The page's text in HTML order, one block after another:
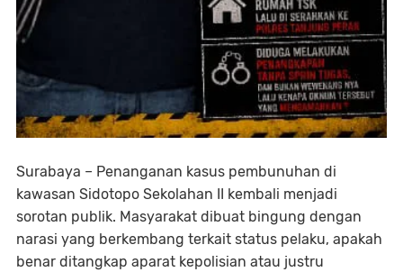
Surabaya – Penanganan kasus pembunuhan di
kawasan Sidotopo Sekolahan II kembali menjadi
sorotan publik. Masyarakat dibuat bingung dengan
narasi yang berkembang terkait status pelaku, apakah
benar ditangkap aparat kepolisian atau justru